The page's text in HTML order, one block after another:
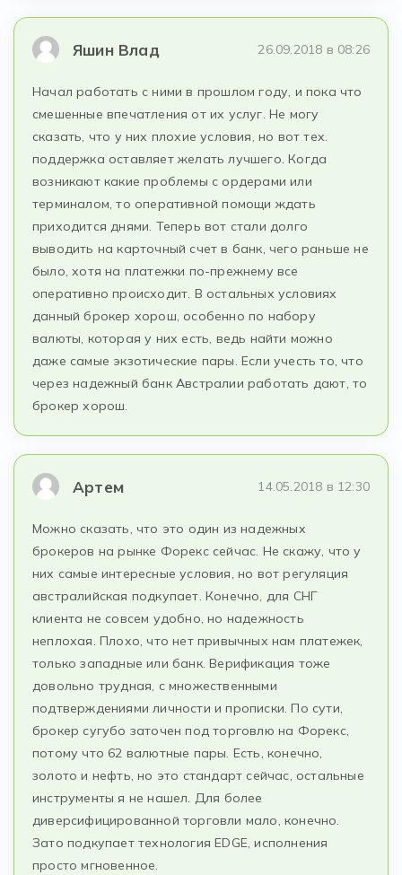
Яшин Влад 26.09.2018 в 08:26
Начал работать с ними в прошлом году, и пока что
смешенные впечатления от их услуг. Не могу
сказать, что у них плохие условия, но вот тех.
поддержка оставляет желать лучшего. Когда
возникают какие проблемы с ордерами или
терминалом, то оперативной помощи ждать
приходится днями. Теперь вот стали долго
выводить на карточный счет в банк, чего раньше не
было, хотя на платежки по-прежнему все
оперативно происходит. В остальных условиях
данный брокер хорош, особенно по набору
валюты, которая у них есть, ведь найти можно
даже самые экзотические пары. Если учесть то, что
через надежный банк Австралии работать дают, то
брокер хорош.
Артем 14.05.2018 в 12:30
Можно сказать, что это один из надежных
брокеров на рынке Форекс сейчас. Не скажу, что у
них самые интересные условия, но вот регуляция
австралийская подкупает. Конечно, для СНГ
клиента не совсем удобно, но надежность
неплохая. Плохо, что нет привычных нам платежек,
только западные или банк. Верификация тоже
довольно трудная, с множественными
подтверждениями личности и прописки. По сути,
брокер сугубо заточен под торговлю на Форекс,
потому что 62 валютные пары. Есть, конечно,
золото и нефть, но это стандарт сейчас, остальные
инструменты я не нашел. Для более
диверсифицированной торговли мало, конечно.
Зато подкупает технология EDGE, исполнения
просто мгновенное.